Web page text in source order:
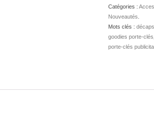
Catégories :
Nouveautés
Mots clés :
goodies porte-clés
porte-clés